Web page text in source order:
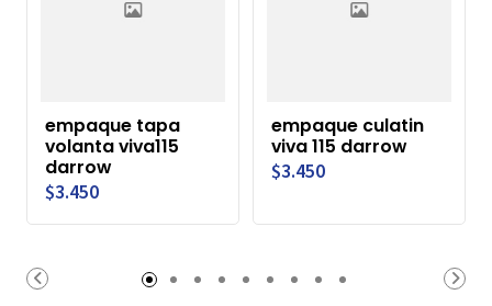
empaque tapa
volanta viva115
darrow
$3.450
empaque culatin
viva 115 darrow
$3.450